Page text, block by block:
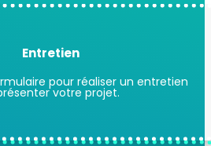
Entretien
pour réaliser un entretien
votre projet.